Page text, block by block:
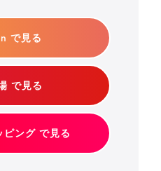
で見る
で見る
ピング で見る